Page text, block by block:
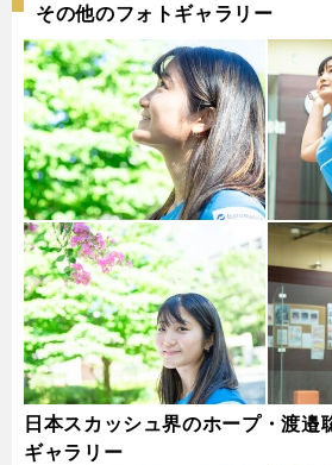
その他のフォトギャラリー
日本スカッシュ界のホープ・渡邉
ギャラリー